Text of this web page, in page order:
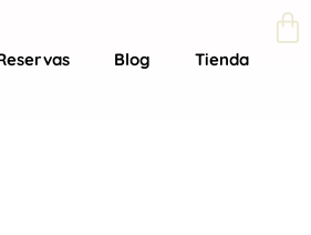
Blog Tienda